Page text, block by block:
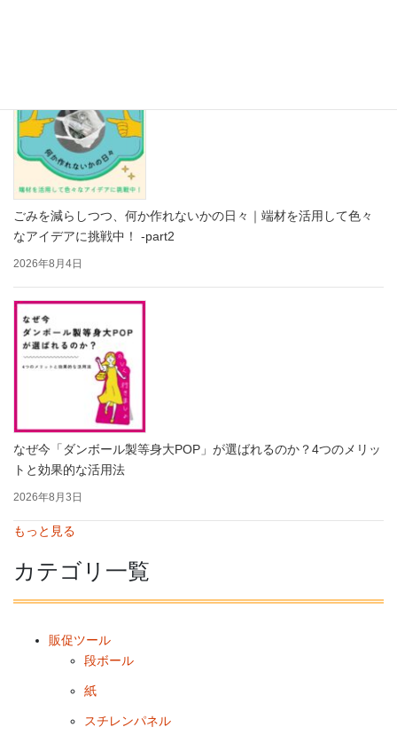
ごみを減らしつつ、何か作れないかの日々｜端材を活用して色々
なアイデアに挑戦中！ -part2
2026年8月4日
なぜ今「ダンボール製等身大POP」が選ばれるのか？4つのメリッ
トと効果的な活用法
2026年8月3日
もっと見る
カテゴリ一覧
販促ツール
段ボール
紙
スチレンパネル